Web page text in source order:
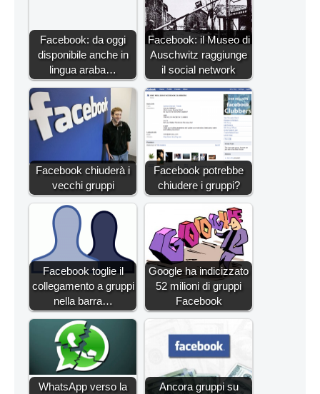
Facebook: da oggi
disponibile anche in
lingua araba…
Facebook: il Museo di
Auschwitz raggiunge
il social network
Facebook chiuderà i
vecchi gruppi
Facebook potrebbe
chiudere i gruppi?
Facebook toglie il
collegamento a gruppi
nella barra…
Google ha indicizzato
52 milioni di gruppi
Facebook
WhatsApp verso la
Ancora gruppi su